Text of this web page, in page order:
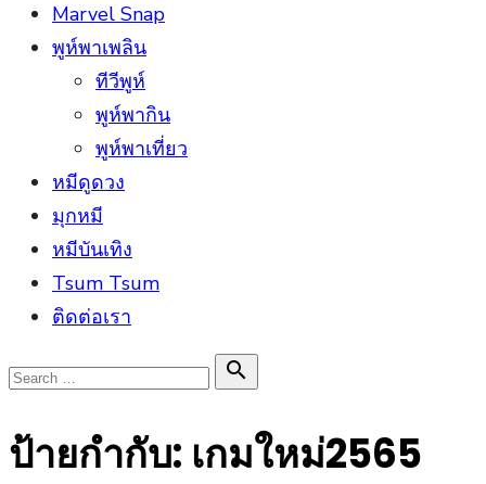
Marvel Snap
พูห์พาเพลิน
ทีวีพูห์
พูห์พากิน
พูห์พาเที่ยว
หมีดูดวง
มุกหมี
หมีบันเทิง
Tsum Tsum
ติดต่อเรา
Search

Search
ป้ายกำกับ: เกมใหม่2565